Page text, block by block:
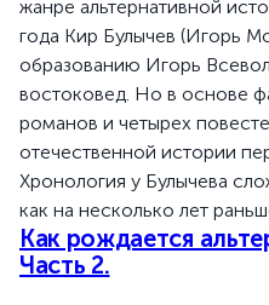
жанре альтернативной
года Кир Булычев (Игорь
образованию Игорь
востоковед. Но в основе
романов и четырех
отечественной истории
Хронология у Булычева
как на несколько лет
Как рождается
Часть 2.